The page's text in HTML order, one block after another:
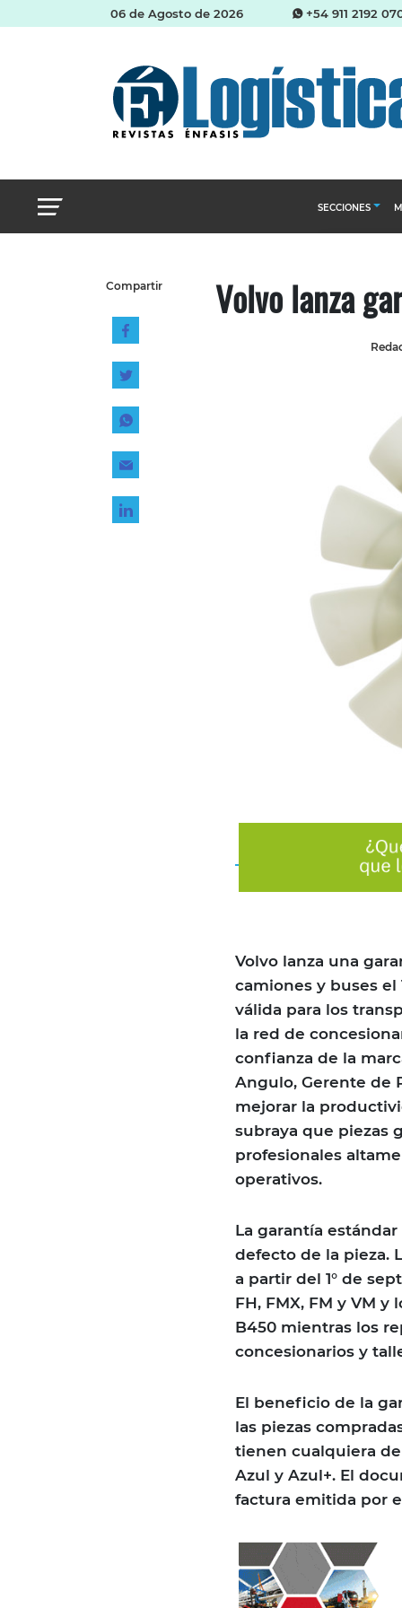
06 de Agosto de 2026 +54 911 2192
SECCIONES
Almacenes e
Logística y
Transporte
Compartir Volvo lanza
Volvo lanza una
camiones y buses el
válida para los
la red de
confianza de la
Angulo, Gerente de
mejorar la
subraya que piezas
profesionales
operativos.
La garantía
defecto de la pieza.
a partir del 1° de
FH, FMX, FM y VM y
B450 mientras los
concesionarios y
El beneficio de la
las piezas
tienen cualquiera
Azul y Azul+. El
factura emitida por